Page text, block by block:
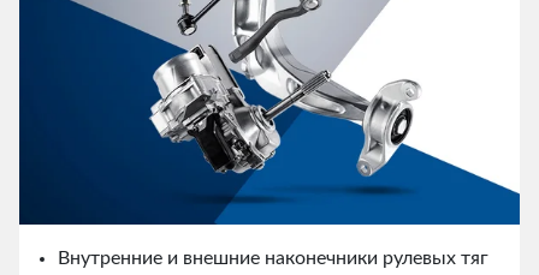
Внутренние и внешние наконечники рулевых тяг